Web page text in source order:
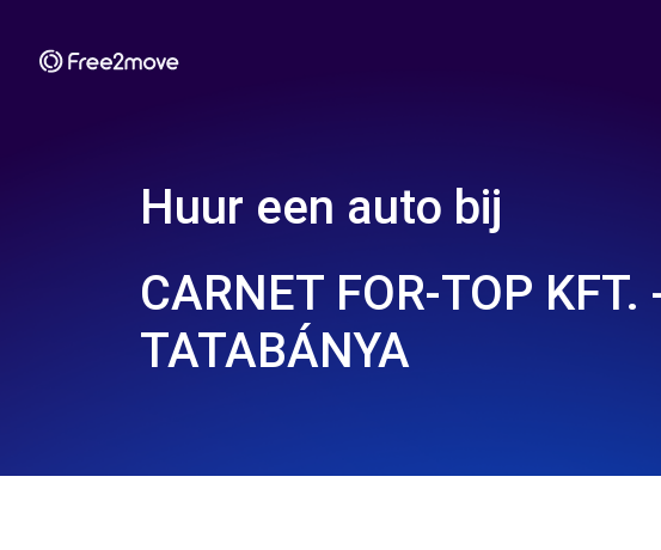
Huur een auto bij
CARNET FOR-TOP KFT.
TATABÁNYA